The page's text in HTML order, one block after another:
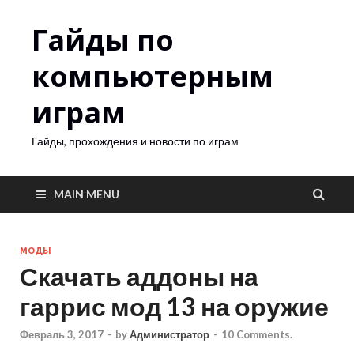
Гайды по
компьютерным
играм
Гайды, прохождения и новости по играм
MAIN MENU
МОДЫ
Скачать аддоны на
гаррис мод 13 на оружие
Февраль 3, 2017 - byАдминистратор - 10 Comments.